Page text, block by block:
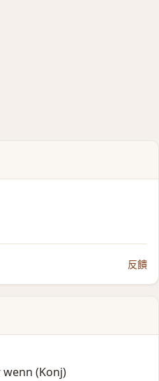
反饋
(Konj)​